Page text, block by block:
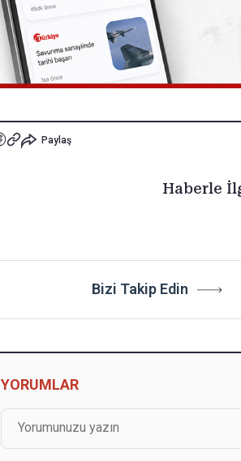
Paylaş
Haberle
Bizi Takip Edin
YORUMLAR